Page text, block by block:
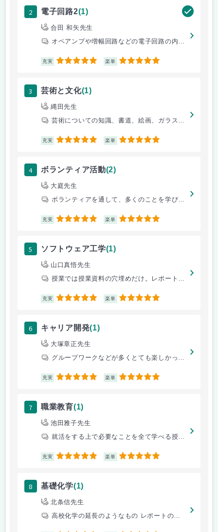
2 電子回路2(1)
合田 和矢先生
オペアンプや増幅回路などの電子回路の内容を学ぶことができる
充実 5 楽単 5
3 芸術と文化(1)
縄田先生
芸術についての知識、書道、絵画、ガラスのコップ製作体験など、とても楽し
充実 5 楽単 5
4 ボランティア活動(2)
大庭先生
ボランティアを通して、多くのことを学び、地域に貢献できてよかったと思い
充実 5 楽単 5
5 ソフトウェア工学(1)
山口真悟先生
授業では授業資料の穴埋めだけ。レポートも授業資料を見ながら穴埋めするだ
充実 5 楽単 5
6 キャリア開発(1)
大塚章正先生
グループワークなどが多くとても楽しかった。
充実 5 楽単 5
7 職業教育(1)
池田雅子先生
就活をする上で必要なことを全て学べる授業です。就活生にとっては必須の授
充実 5 楽単 5
8 基礎化学(1)
北条信先生
高校化学の延長のようなもの レポートの中身を勉強しておけば大丈夫。